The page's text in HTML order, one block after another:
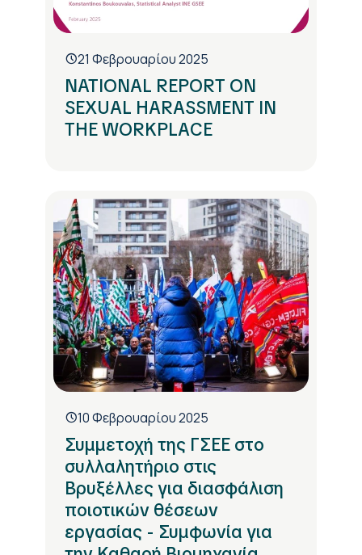
21 Φεβρουαρίου 2025
NATIONAL REPORT ON
SEXUAL HARASSMENT IN
THE WORKPLACE
10 Φεβρουαρίου 2025
Συμμετοχή της ΓΣΕΕ στο
συλλαλητήριο στις
Βρυξέλλες για διασφάλιση
ποιοτικών θέσεων
εργασίας - Συμφωνία για